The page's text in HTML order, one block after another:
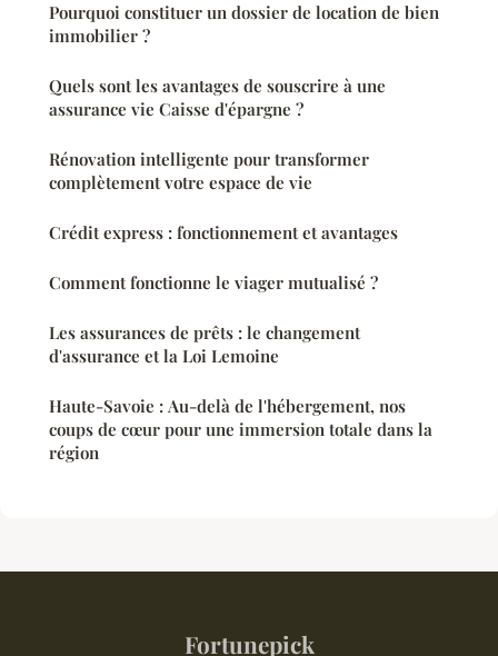
Pourquoi constituer un dossier de location de bien
immobilier ?
Quels sont les avantages de souscrire à une
assurance vie Caisse d'épargne ?
Rénovation intelligente pour transformer
complètement votre espace de vie
Crédit express : fonctionnement et avantages
Comment fonctionne le viager mutualisé ?
Les assurances de prêts : le changement
d'assurance et la Loi Lemoine
Haute-Savoie : Au-delà de l'hébergement, nos
coups de cœur pour une immersion totale dans la
région
Fortunepick